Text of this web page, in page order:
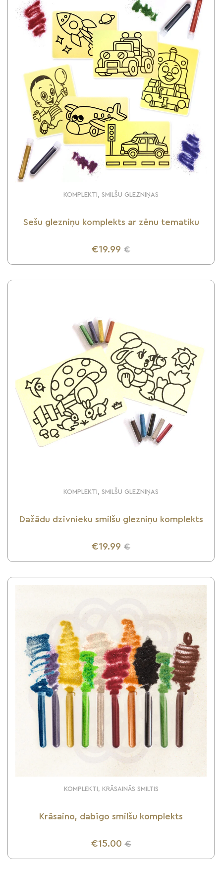
KOMPLEKTI, SMILŠU GLEZNIŅAS
Sešu glezniņu komplekts ar zēnu tematiku
€19.99 €
UZZINI VAIRĀK
KOMPLEKTI, SMILŠU GLEZNIŅAS
Dažādu dzīvnieku smilšu glezniņu komplekts
€19.99 €
UZZINI VAIRĀK
KOMPLEKTI, KRĀSAINĀS SMILTIS
Krāsaino, dabīgo smilšu komplekts
€15.00 €
UZZINI VAIRĀK